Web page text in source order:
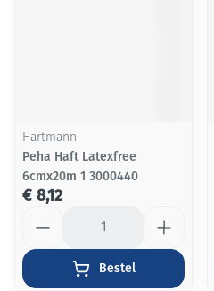
Hartmann
Peha Haft Latexfree
6cmx20m 1 3000440
€ 8,12
Bestel